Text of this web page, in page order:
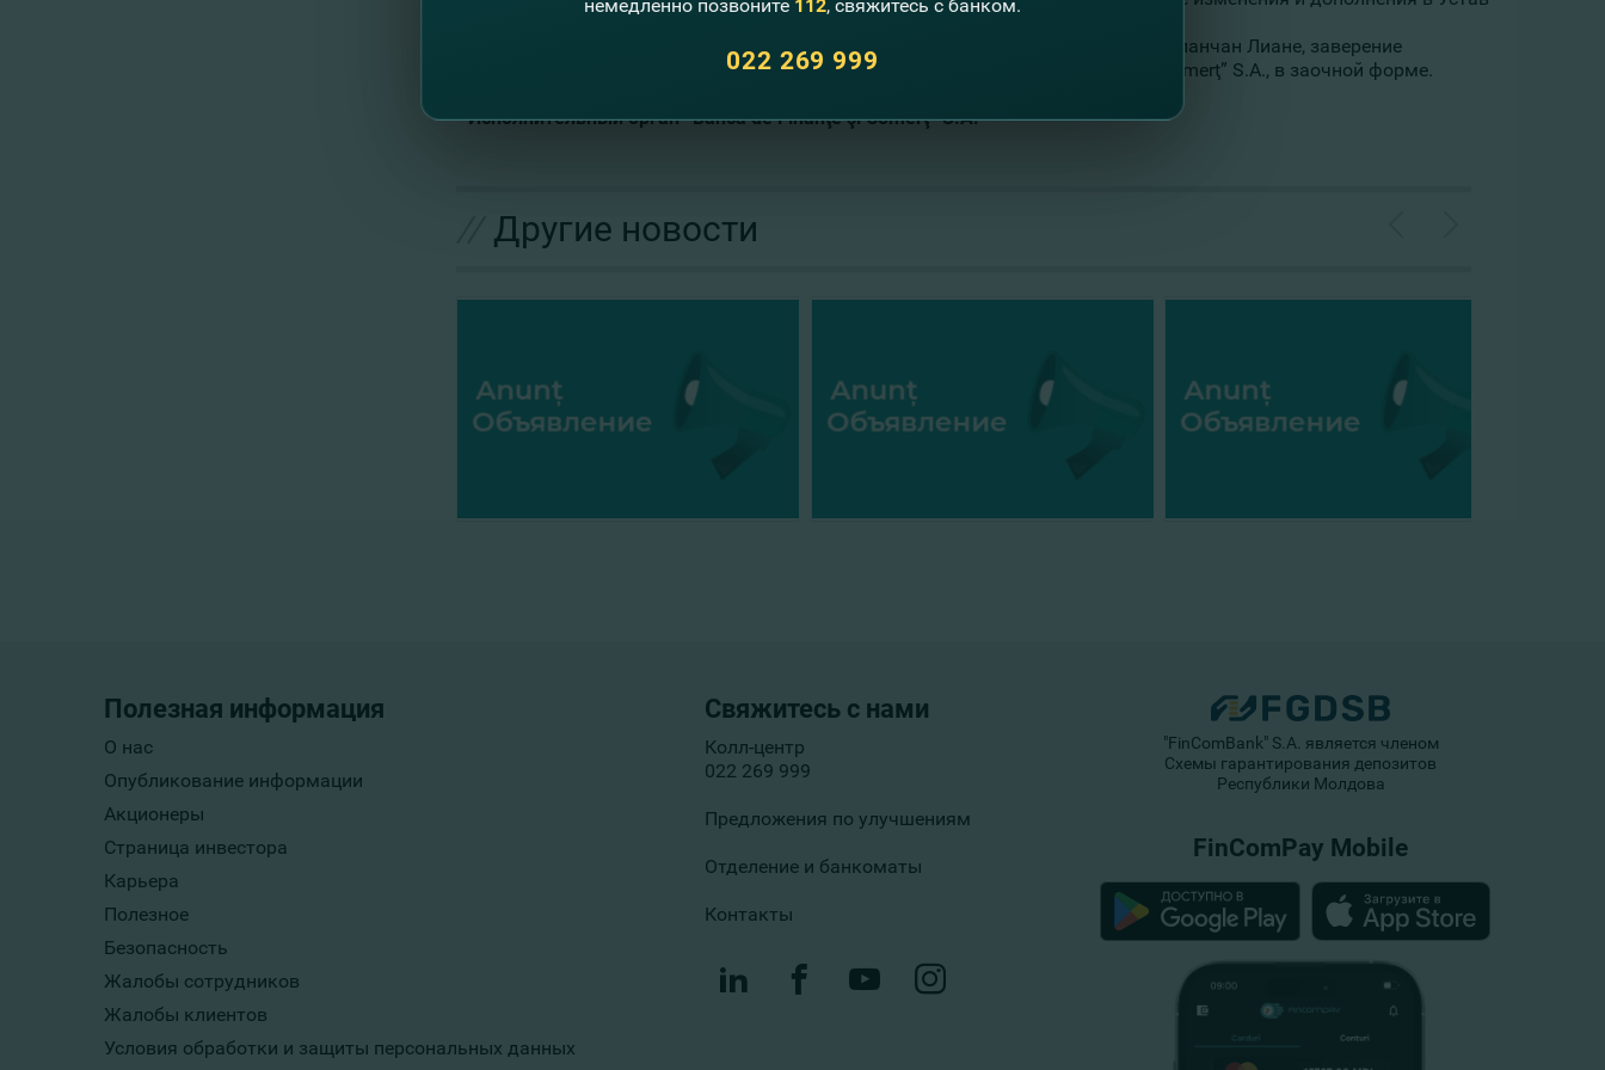
“Banca de Finanţe şi Comerţ” S.A.
7. По седьмому вопросу повестки дня Общее собрание поручило нотариусу Паланчан Лиане, заверение
протокола внеочередного Общего собрания акционеров “Banca de Finanţe şi Comerţ” S.A., в заочной форме.
Исполнительный орган“Banca de Finanţe şi Comerţ” S.A.
Другие новости
Полезная информация
О нас
Опубликование информации
Акционеры
Страница инвестора
Карьера
Полезное
Безопасность
Жалобы сотрудников
Жалобы клиентов
Условия обработки и защиты персональных данных
Свяжитесь с нами
Колл-центр
022 269 999
Предложения по улучшениям
Отделение и банкоматы
Контакты
"FinComBank" S.A. является членом
Схемы гарантирования депозитов
Республики Молдова
FinComPay Mobile
немедленно позвоните 112, свяжитесь с банком.
022 269 999